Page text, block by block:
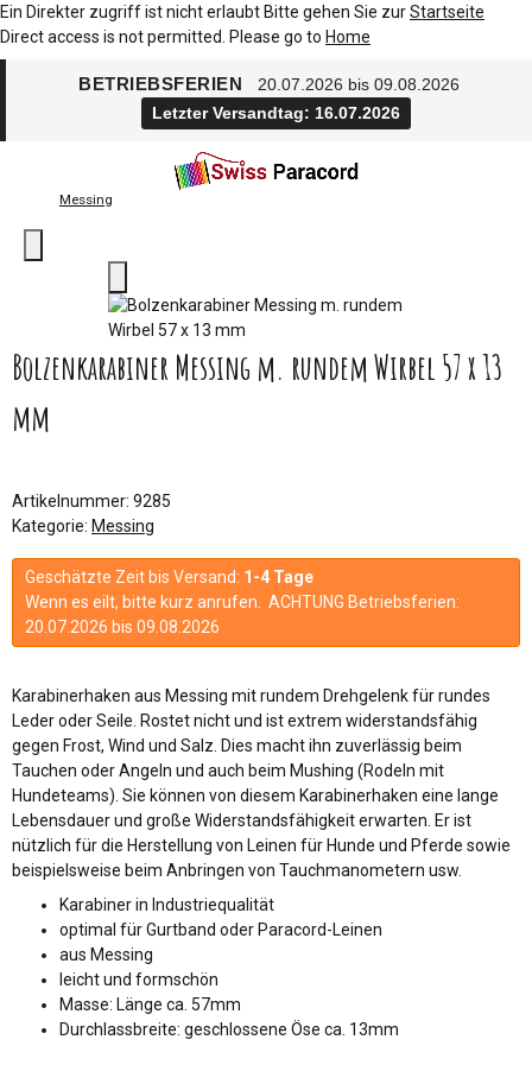
Ein Direkter zugriff ist nicht erlaubt Bitte gehen Sie zurStartseite
Direct access is not permitted. Please go to Home
BETRIEBSFERIEN
20.07.2026 bis 09.08.2026
Letzter Versandtag: 16.07.2026
Messing
Bolzenkarabiner Messing m. rundem Wirbel 57 x 13
mm
Artikelnummer: 9285
Kategorie: Messing
Geschätzte Zeit bis Versand: 1-4 Tage
Wenn es eilt, bitte kurz anrufen. ACHTUNG Betriebsferien:
20.07.2026 bis 09.08.2026
Karabinerhaken aus Messing mit rundem Drehgelenk für rundes
Leder oder Seile. Rostet nicht und ist extrem widerstandsfähig
gegen Frost, Wind und Salz. Dies macht ihn zuverlässig beim
Tauchen oder Angeln und auch beim Mushing (Rodeln mit
Hundeteams). Sie können von diesem Karabinerhaken eine lange
Lebensdauer und große Widerstandsfähigkeit erwarten. Er ist
nützlich für die Herstellung von Leinen für Hunde und Pferde sowie
beispielsweise beim Anbringen von Tauchmanometern usw.
Karabiner in Industriequalität
optimal für Gurtband oder Paracord-Leinen
aus Messing
leicht und formschön
Masse: Länge ca. 57mm
Durchlassbreite: geschlossene Öse ca. 13mm